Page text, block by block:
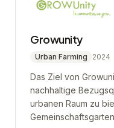
Growunity
Urban Farming 2024
Das Ziel von
nachhaltige
urbanen Raum zu